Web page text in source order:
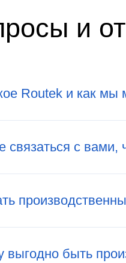
и
Routek и как
связаться с вами,
выгодно быть